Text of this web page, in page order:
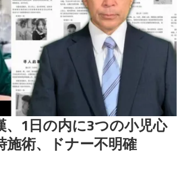
、1日の内に3つの小児心
施術、ドナー不明確